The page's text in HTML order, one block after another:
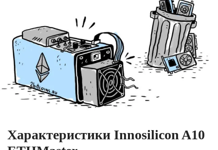
Характеристики Innosilicon A10